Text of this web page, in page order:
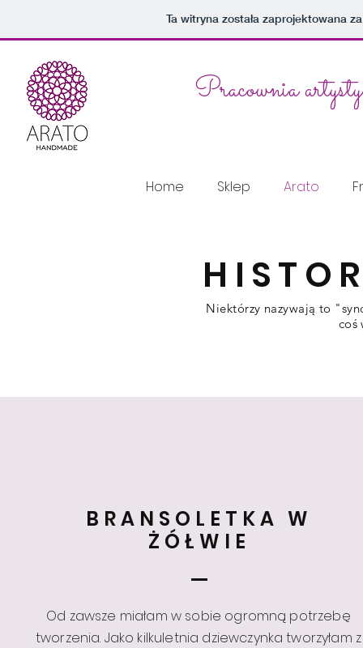
Ta witryna została zaprojektowana
Pracownia
Home Sklep Arato
Niektórzy nazywają to
coś
BRANSOLETKA W
ŻÓŁWIE
Od zawsze miałam w sobie ogromną potrzebę
tworzenia. Jako kilkuletnia dziewczynka tworzyłam z